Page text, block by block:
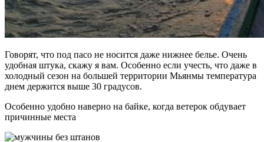
Говорят, что под пасо не носится даже нижнее белье. Очень
удобная штука, скажу я вам. Особенно если учесть, что даже в
холодный сезон на большей территории Мьянмы температура
днем держится выше 30 градусов.
Особенно удобно наверно на байке, когда ветерок обдувает
причинные места